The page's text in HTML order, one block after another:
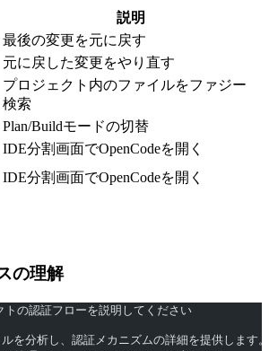
説明
最後の変更を元に戻す
元に戻した変更をやり直す
プロジェクト内のファイルをファジー
検索
Plan/Buildモードの切替
IDE分割画面でOpenCodeを開く
IDE分割画面でOpenCodeを開く
の理解
の認証フローを説明してください
を分析し、認証メカニズムの詳細を提供します。